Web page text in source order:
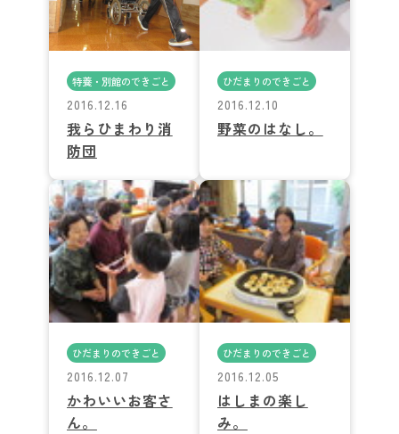
特養・別館のできごと
2016.12.16
我らひまわり消
防団
ひだまりのできごと
2016.12.10
野菜のはなし。
ひだまりのできごと
2016.12.07
かわいいお客さ
ん。
ひだまりのできごと
2016.12.05
はしまの楽し
み。